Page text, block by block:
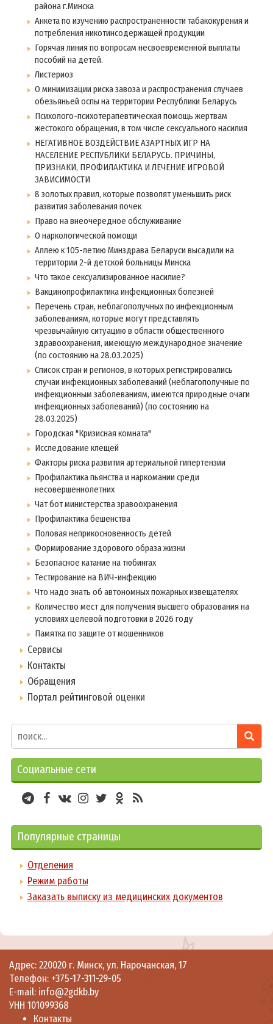
района г.Минска
Анкета по изучению распространенности табакокурения и
потребления никотинсодержащей продукции
Горячая линия по вопросам несвоевременной выплаты
пособий на детей.
Листериоз
О минимизации риска завоза и распространения случаев
обезьяньей оспы на территории Республики Беларусь
Психолого-психотерапевтическая помощь жертвам
жестокого обращения, в том числе сексуального насилия
НЕГАТИВНОЕ ВОЗДЕЙСТВИЕ АЗАРТНЫХ ИГР НА
НАСЕЛЕНИЕ РЕСПУБЛИКИ БЕЛАРУСЬ. ПРИЧИНЫ,
ПРИЗНАКИ, ПРОФИЛАКТИКА И ЛЕЧЕНИЕ ИГРОВОЙ
ЗАВИСИМОСТИ
8 золотых правил, которые позволят уменьшить риск
развития заболевания почек
Право на внеочередное обслуживание
О наркологической помощи
Аллею к 105-летию Минздрава Беларуси высадили на
территории 2-й детской больницы Минска
Что такое сексуализированное насилие?
Вакцинопрофилактика инфекционных болезней
Перечень стран, неблагополучных по инфекционным
заболеваниям, которые могут представлять
чрезвычайную ситуацию в области общественного
здравоохранения, имеющую международное значение
(по состоянию на 28.03.2025)
Список стран и регионов, в которых регистрировались
случаи инфекционных заболеваний (неблагополучные по
инфекционным заболеваниям, имеются природные очаги
инфекционных заболеваний) (по состоянию на
28.03.2025)
Городская "Кризисная комната"
Исследование клещей
Факторы риска развития артериальной гипертензии
Профилактика пьянства и наркомании среди
несовершеннолетних
Чат бот министерства зравоохранения
Профилактика бешенства
Половая неприкосновенность детей
Формирование здорового образа жизни
Безопасное катание на тюбингах
Тестирование на ВИЧ-инфекцию
Что надо знать об автономных пожарных извещателях
Количество мест для получения высшего образования на
условиях целевой подготовки в 2026 году
Памятка по защите от мошенников
Сервисы
Контакты
Обращения
Портал рейтинговой оценки
Социальные сети
Популярные страницы
Отделения
Режим работы
Заказать выписку из медицинских документов
Адрес: 220020 г. Минск, ул. Нарочанская, 17
Телефон: +375-17-311-29-05
E-mail: info@2gdkb.by
УНН 101099368
Контакты